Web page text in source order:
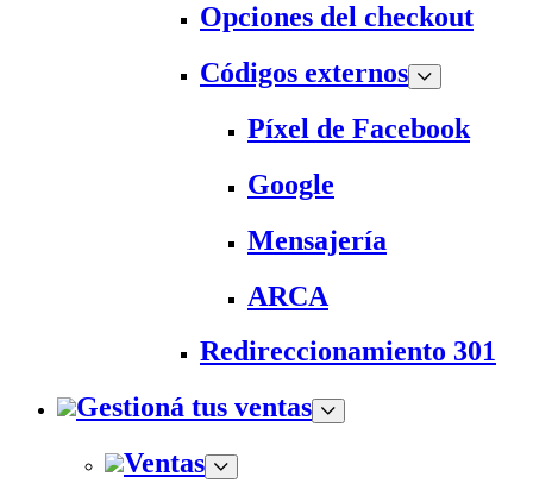
Opciones del checkout
Códigos externos
Píxel de Facebook
Google
Mensajería
ARCA
Redireccionamiento 301
Gestioná tus ventas
Ventas